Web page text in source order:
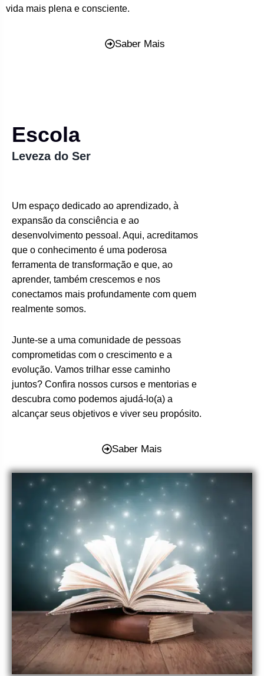
vida mais plena e consciente.
Saber Mais
Escola
Leveza do Ser
Um espaço dedicado ao aprendizado, à
expansão da consciência e ao
desenvolvimento pessoal. Aqui, acreditamos
que o conhecimento é uma poderosa
ferramenta de transformação e que, ao
aprender, também crescemos e nos
conectamos mais profundamente com quem
realmente somos.
Junte-se a uma comunidade de pessoas
comprometidas com o crescimento e a
evolução. Vamos trilhar esse caminho
juntos? Confira nossos cursos e mentorias e
descubra como podemos ajudá-lo(a) a
alcançar seus objetivos e viver seu propósito.
Saber Mais